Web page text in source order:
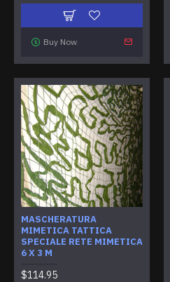
Buy Now
MASCHERATURA
MIMETICA TATTICA
SPECIALE RETE MIMETICA
6 X 3 M
$114.95